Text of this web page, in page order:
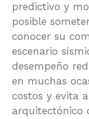
predictivo y
posible
conocer su
escenario
desempeño
en muchas
costos y evita
arquitectónico